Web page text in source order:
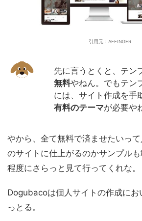
引用元：AFFINGER
先に言うとくと、テン
無料やねん。でもテン
には、サイト作成を手
有料のテーマが必要や
やから、全て無料で済ませたいっ
のサイトに仕上がるのかサンプル
程度にさらっと見て行ってくれな。
Dogubacoは個人サイトの作成にお
っとる。